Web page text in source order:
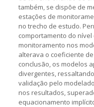
também, se dispõe de
estações de
no trecho de estudo.
comportamento do nível
monitoramento nos
alterava o coeficiente
conclusão, os modelos
divergentes,
validação pelo
nos resultados,
equacionamento